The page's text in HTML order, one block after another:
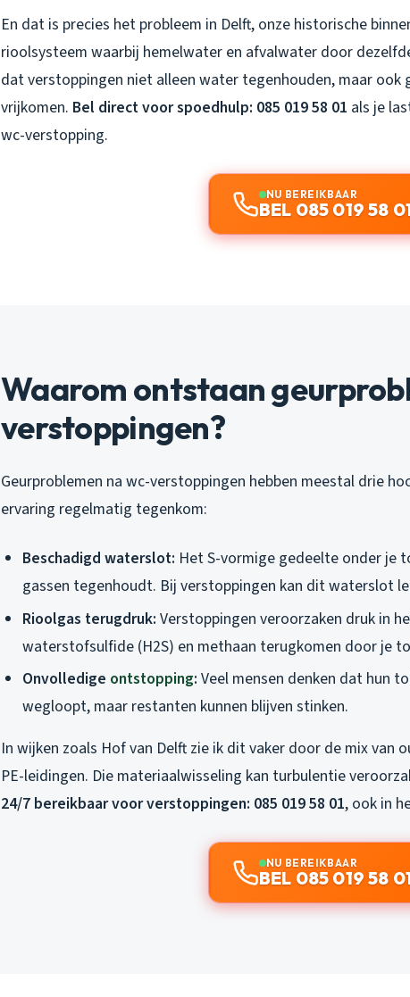
En dat is precies het probleem in Delft, onze historische
rioolsysteem waarbij hemelwater en afvalwater door
dat verstoppingen niet alleen water tegenhouden, maar ook
vrijkomen. Bel direct voor spoedhulp: 085 019 58 01 als je
wc-verstopping.
NU BEREIKBAAR
BEL 085 019 58
Waarom ontstaan
verstoppingen?
Geurproblemen na wc-verstoppingen hebben meestal drie
ervaring regelmatig tegenkom:
Beschadigd waterslot: Het S-vormige gedeelte onder
gassen tegenhoudt. Bij verstoppingen kan dit waterslot
Rioolgas terugdruk: Verstoppingen veroorzaken druk in
waterstofsulfide (H2S) en methaan terugkomen door je
Onvolledige ontstopping: Veel mensen denken dat hun
wegloopt, maar restanten kunnen blijven stinken.
In wijken zoals Hof van Delft zie ik dit vaker door de mix van
PE-leidingen. Die materiaalwisseling kan turbulentie
24/7 bereikbaar voor verstoppingen: 085 019 58 01, ook in
NU BEREIKBAAR
BEL 085 019 58